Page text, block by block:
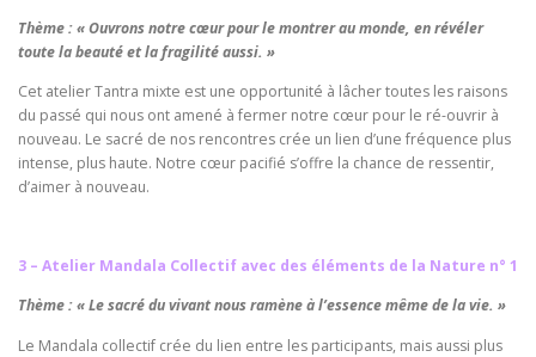
Thème : « Ouvrons notre cœur pour le montrer au monde, en révéler
toute la beauté et la fragilité aussi. »
Cet atelier Tantra mixte est une opportunité à lâcher toutes les raisons
du passé qui nous ont amené à fermer notre cœur pour le ré-ouvrir à
nouveau. Le sacré de nos rencontres crée un lien d’une fréquence plus
intense, plus haute. Notre cœur pacifié s’offre la chance de ressentir,
d’aimer à nouveau.
3 – Atelier Mandala Collectif avec des éléments de la Nature n° 1
Thème : « Le sacré du vivant nous ramène à l’essence même de la vie. »
Le Mandala collectif crée du lien entre les participants, mais aussi plus